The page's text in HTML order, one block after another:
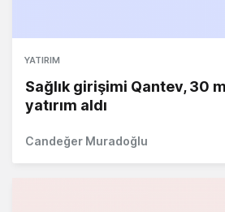
YATIRIM
Sağlık girişimi Qantev, 30
yatırım aldı
Candeğer Muradoğlu